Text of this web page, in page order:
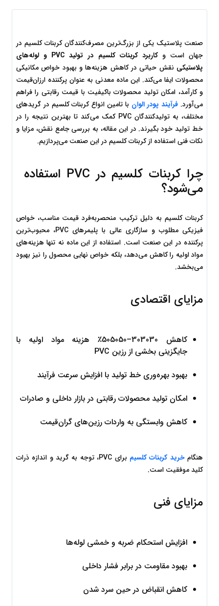
جهان است و
پلاستیکی
می‌آورد.
فرآیند پودر الوان
نکات فنی استفاده از کربنات کلسیم در این صنعت می‌پردازیم.
می‌شود؟
می‌بخشد.
مزایای اقتصادی
کاهش 303030
–
505050
جایگزینی بخشی از رزین PVC
بهبود بهره‌وری خط تولید با افزایش سرعت فرآیند
امکان تولید محصولات رقابتی در بازار داخلی و صادرات
کاهش وابستگی به واردات رزین‌های گران‌قیمت
هنگام خرید کربنات کلسیم
کلید موفقیت است.
مزایای فنی
افزایش استحکام ضربه و خمشی لوله‌ها
بهبود مقاومت در برابر فشار داخلی
کاهش انقباض در حین سرد شدن